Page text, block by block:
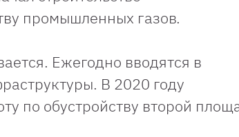
промышленных газов.
Ежегодно вводятся в
В 2020 году
по обустройству второй